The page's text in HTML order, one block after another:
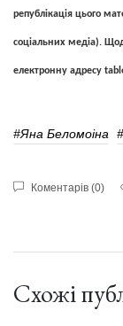
републікація цього
соціальних медіа).
електронну адресу
#Яна Беломоіна
Коментарів (0)
Схожі